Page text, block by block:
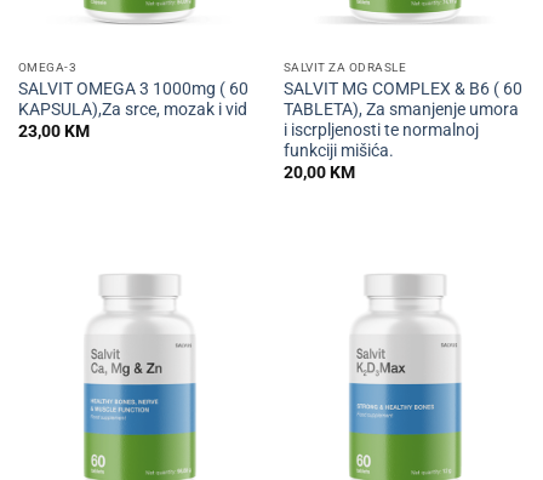
OMEGA-3
SALVIT OMEGA 3 1000mg ( 60
KAPSULA),Za srce, mozak i vid
23,00KM
SALVIT ZA ODRASLE
SALVIT MG COMPLEX & B6 ( 60
TABLETA), Za smanjenje umora
i iscrpljenosti te normalnoj
funkciji mišića.
20,00KM